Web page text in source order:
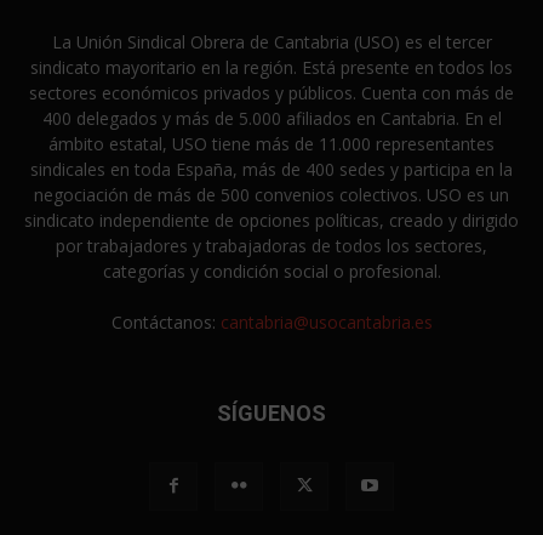
La Unión Sindical Obrera de Cantabria (USO) es el tercer
sindicato mayoritario en la región. Está presente en todos los
sectores económicos privados y públicos. Cuenta con más de
400 delegados y más de 5.000 afiliados en Cantabria. En el
ámbito estatal, USO tiene más de 11.000 representantes
sindicales en toda España, más de 400 sedes y participa en la
negociación de más de 500 convenios colectivos. USO es un
sindicato independiente de opciones políticas, creado y dirigido
por trabajadores y trabajadoras de todos los sectores,
categorías y condición social o profesional.
Contáctanos: cantabria@usocantabria.es
SÍGUENOS